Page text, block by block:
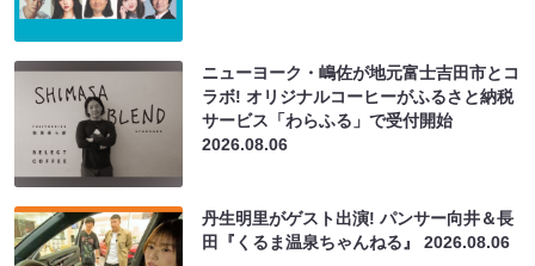
ニューヨーク・嶋佐が地元富士吉田市とコ
ラボ! オリジナルコーヒーがふるさと納税
サービス「わらふる」で受付開始
2026.08.06
丹生明里がゲスト出演! パンサー向井＆長
田『くるま温泉ちゃんねる』2026.08.06